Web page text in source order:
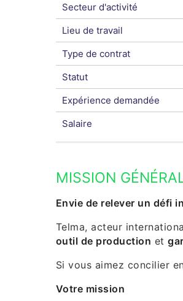
Secteur d'activité
Lieu de travail
Type de contrat
Statut
Expérience demandée
Salaire
MISSION
Envie de relever un défi
Telma, acteur
outil de production et
Si vous aimez concilier
Votre mission